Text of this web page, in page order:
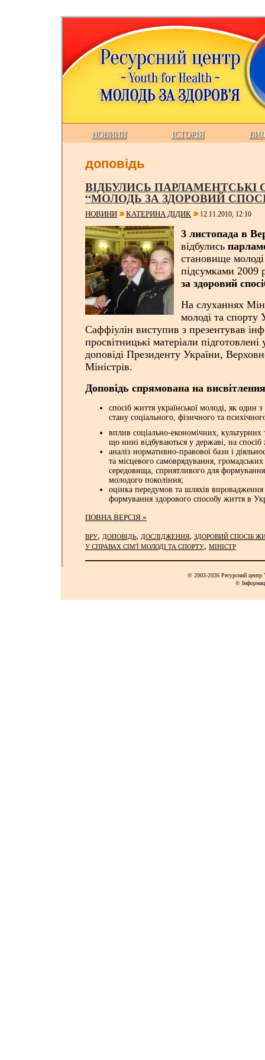
НОВИНИ ІСТОРІЯ
доповідь
ВІДБУЛИСЬ
“МОЛОДЬ ЗА ЗДОРОВИЙ
НОВИНИ КАТЕРИНА ДІДИК 12.11.2010, 12:10
3 листопада в
відбулись
становище молоді
підсумками 2009
за здоровий
На слуханнях
молоді та спорту
Саффіулін виступив з презентував
просвітницькі матеріали
доповіді Президенту України,
Міністрів.
Доповідь спрямована на
спосіб життя української молоді, як один
стану соціального, фізичного та
вплив соціально-економічних, культурних
що нині відбуваються у державі, на спосіб
аналіз нормативно-правової бази і
та місцевого самоврядування,
середовища, сприятливого для
молодого покоління;
оцінка передумов та шляхів впровадження
формування здорового способу життя в
ПОВНА ВЕРСІЯ »
ВРУ, ДОПОВІДЬ, ДОСЛІДЖЕННЯ, ЗДОРОВИЙ СПОСІБ
У СПРАВАХ СІМ'Ї МОЛОДІ ТА СПОРТУ, МІНІСТР
© 2003-2026 Ресурсний
©